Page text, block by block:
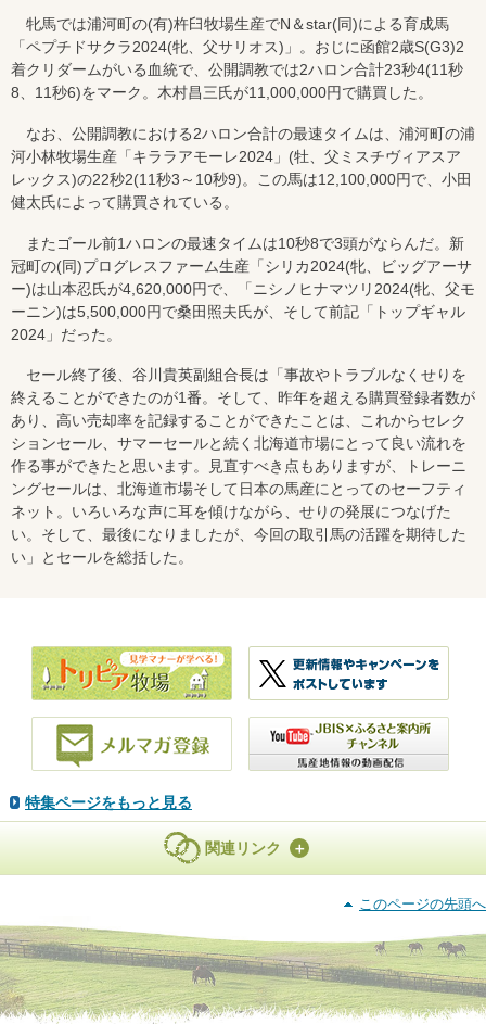
牝馬では浦河町の(有)杵臼牧場生産でN＆star(同)による育成馬
「ペプチドサクラ2024(牝、父サリオス)」。おじに函館2歳S(G3)2
着クリダームがいる血統で、公開調教では2ハロン合計23秒4(11秒
8、11秒6)をマーク。木村昌三氏が11,000,000円で購買した。
なお、公開調教における2ハロン合計の最速タイムは、浦河町の浦
河小林牧場生産「キララアモーレ2024」(牡、父ミスチヴィアスア
レックス)の22秒2(11秒3～10秒9)。この馬は12,100,000円で、小田
健太氏によって購買されている。
またゴール前1ハロンの最速タイムは10秒8で3頭がならんだ。新
冠町の(同)プログレスファーム生産「シリカ2024(牝、ビッグアーサ
ー)は山本忍氏が4,620,000円で、「ニシノヒナマツリ2024(牝、父モ
ーニン)は5,500,000円で桑田照夫氏が、そして前記「トップギャル
2024」だった。
セール終了後、谷川貴英副組合長は「事故やトラブルなくせりを
終えることができたのが1番。そして、昨年を超える購買登録者数が
あり、高い売却率を記録することができたことは、これからセレク
ションセール、サマーセールと続く北海道市場にとって良い流れを
作る事ができたと思います。見直すべき点もありますが、トレーニ
ングセールは、北海道市場そして日本の馬産にとってのセーフティ
ネット。いろいろな声に耳を傾けながら、せりの発展につなげた
い。そして、最後になりましたが、今回の取引馬の活躍を期待した
い」とセールを総括した。
特集ページをもっと見る
関連リンク
このページの先頭へ